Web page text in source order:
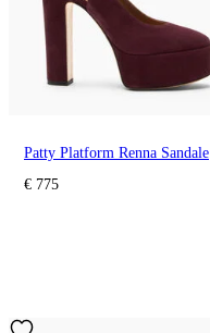
Patty Platform Renna Sandale
€ 775